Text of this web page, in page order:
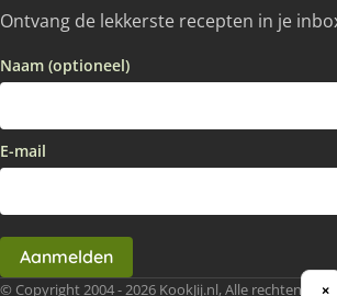
Ontvang de lekkerste recepten in je
Naam (optioneel)
E-mail
Aanmelden
© Copyright 2004 - 2026 KookJij.nl, Alle rechten ×